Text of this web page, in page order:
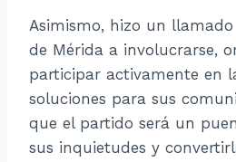
Asimismo, hizo un
de Mérida a involucrarse,
participar activamente en
soluciones para sus
que el partido será un
sus inquietudes y